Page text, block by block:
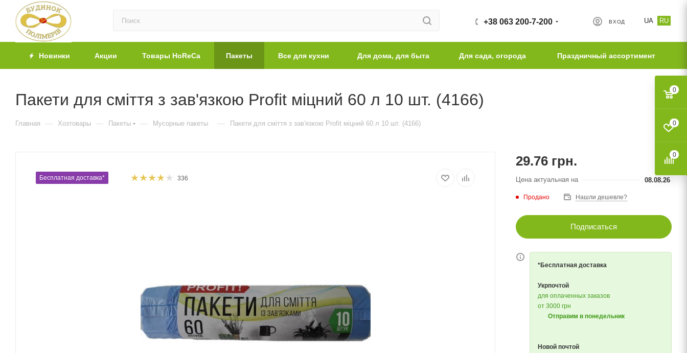
UA RU
ВХОД
+38 063 200-7-200
Новинки Акции Товары HoReCa Пакеты Все для кухни Для дома, для быта Для сада, огорода Праздничный ассортимент
Пакети для сміття з зав'язкою Profit міцний 60 л 10 шт. (4166)
Главная — Хозтовары — Пакеты — Мусорные пакеты — Пакети для сміття з зав'язкою Profit міцний 60 л 10 шт. (4166)
Бесплатная доставка* 336
29.76 грн.
Цена актуальная на 08.08.26
Продано Нашли дешевле?
Подписаться
*Бесплатная доставка
Укрпочтой
для оплаченных заказов
от 3000 грн
Отправим в понедельник
Новой почтой
0
0
0